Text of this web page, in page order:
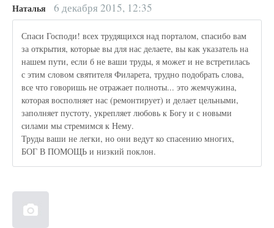
Наталья 6 декабря 2015, 12:35
Спаси Господи! всех трудящихся над порталом, спасибо вам
за открытия, которые вы для нас делаете, вы как указатель на
нашем пути, если б не ваши труды, я может и не встретилась
с этим словом святителя Филарета, трудно подобрать слова,
все что говоришь не отражает полноты... это жемчужина,
которая восполняет нас (ремонтирует) и делает цельными,
заполняет пустоту, укрепляет любовь к Богу и с новыми
силами мы стремимся к Нему.
Труды ваши не легки, но они ведут ко спасению многих,
БОГ В ПОМОЩЬ и низкий поклон.